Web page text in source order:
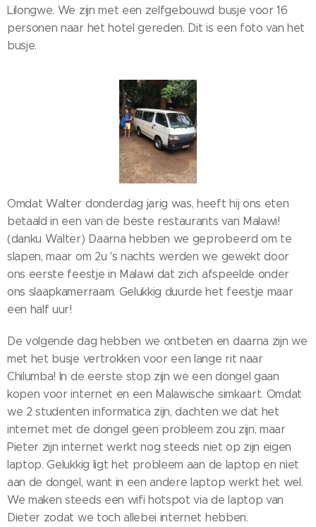
Lilongwe. We zijn met een zelfgebouwd busje voor 16
personen naar het hotel gereden. Dit is een foto van het
busje.
Omdat Walter donderdag jarig was, heeft hij ons eten
betaald in een van de beste restaurants van Malawi!
(danku Walter) Daarna hebben we geprobeerd om te
slapen, maar om 2u 's nachts werden we gewekt door
ons eerste feestje in Malawi dat zich afspeelde onder
ons slaapkamerraam. Gelukkig duurde het feestje maar
een half uur!
De volgende dag hebben we ontbeten en daarna zijn we
met het busje vertrokken voor een lange rit naar
Chilumba! In de eerste stop zijn we een dongel gaan
kopen voor internet en een Malawische simkaart. Omdat
we 2 studenten informatica zijn, dachten we dat het
internet met de dongel geen probleem zou zijn, maar
Pieter zijn internet werkt nog steeds niet op zijn eigen
laptop. Gelukkig ligt het probleem aan de laptop en niet
aan de dongel, want in een andere laptop werkt het wel.
We maken steeds een wifi hotspot via de laptop van
Dieter zodat we toch allebei internet hebben.